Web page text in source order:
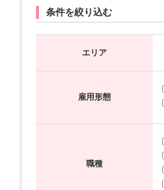
条件を絞り込む
エリア
雇用形態
職種